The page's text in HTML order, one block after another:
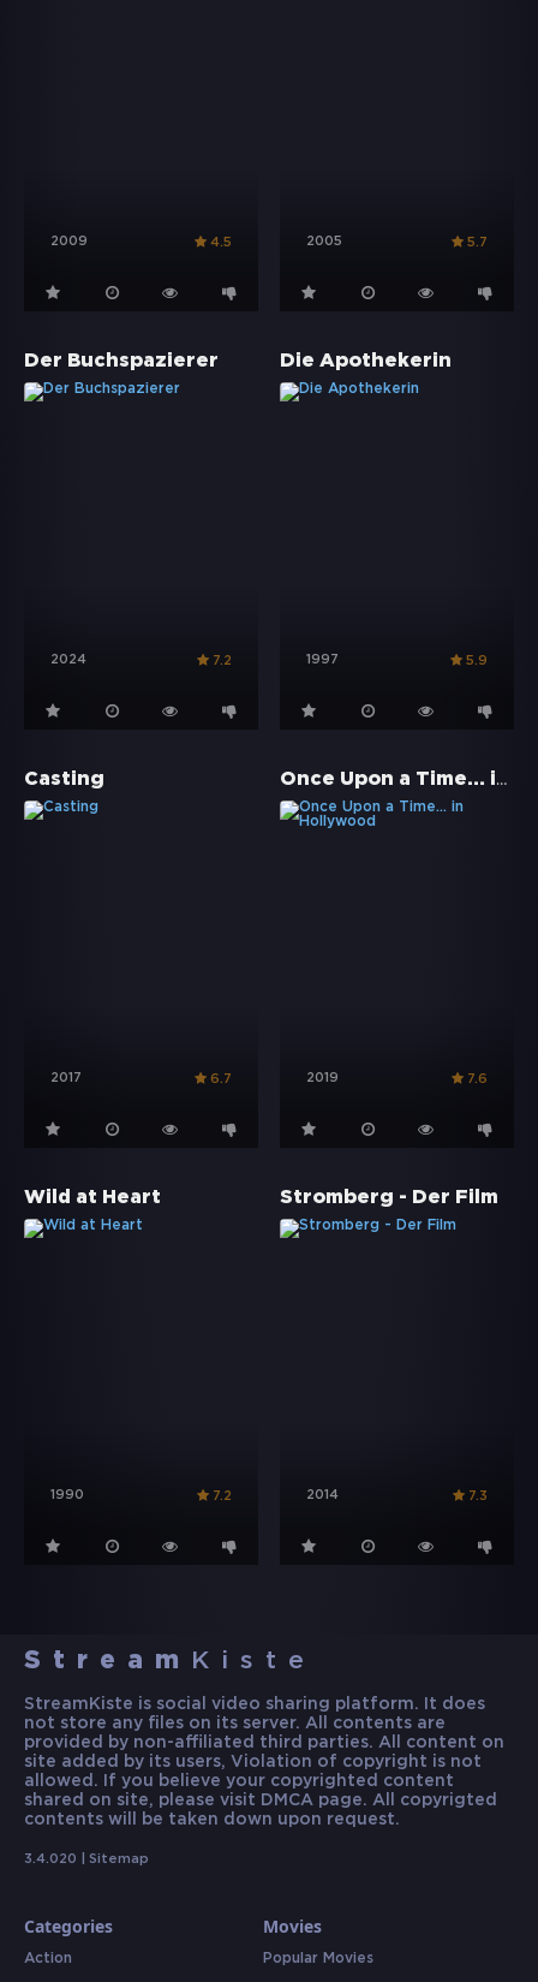
2009 4.5 2005 5.7
Der Buchspazierer
2024 7.2
Die Apothekerin
1997 5.9
Casting
2017 6.7
Once Upon a Time… in Hollywood
2019 7.6
Wild at Heart
1990 7.2
Stromberg - Der Film
2014 7.3
Stream Kiste
StreamKiste is social video sharing platform. It does
not store any files on its server. All contents are
provided by non-affiliated third parties. All content on
site added by its users, Violation of copyright is not
allowed. If you believe your copyrighted content
shared on site, please visit DMCA page. All copyrigted
contents will be taken down upon request.
3.4.020 | Sitemap
Categories
Action
Movies
Popular Movies